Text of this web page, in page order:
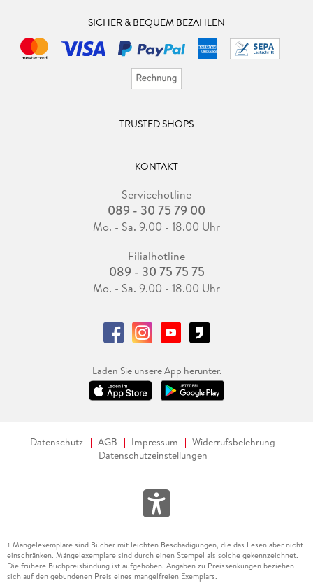
SICHER & BEQUEM BEZAHLEN
TRUSTED SHOPS
KONTAKT
Servicehotline
089 - 30 75 79 00
Mo. - Sa. 9.00 - 18.00 Uhr
Filialhotline
089 - 30 75 75 75
Mo. - Sa. 9.00 - 18.00 Uhr
Laden Sie unsere App herunter.
Datenschutz AGB Impressum
Widerrufsbelehrung
Datenschutzeinstellungen
1 Mängelexemplare sind Bücher mit leichten Beschädigungen, die das Lesen aber nicht
einschränken. Mängelexemplare sind durch einen Stempel als solche gekennzeichnet.
Die frühere Buchpreisbindung ist aufgehoben. Angaben zu Preissenkungen beziehen
sich auf den gebundenen Preis eines mangelfreien Exemplars.